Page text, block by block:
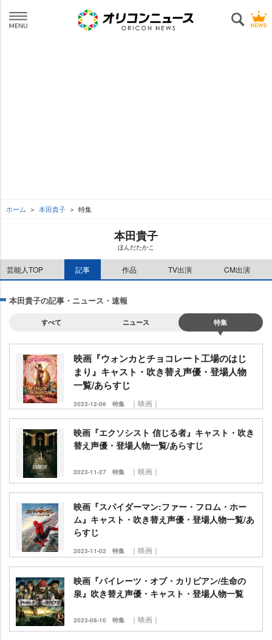
ホーム 本田貴子 特集
本田貴子
ほんだたかこ
芸能人TOP 記事 作品 TV出演 CM出演
本田貴子の記事・ニュース・速報
すべて ニュース 特集
映画『ウォンカとチョコレート工場のはじ
まり』キャスト・吹き替え声優・登場人物
一覧/あらすじ
2023-12-06 特集 ｜映画｜
映画『エクソシスト 信じる者』キャスト・吹き
替え声優・登場人物一覧/あらすじ
2023-11-27 特集 ｜映画｜
映画『スパイダーマン:ファー・フロム・ホー
ム』キャスト・吹き替え声優・登場人物一覧/あ
らすじ
2023-11-02 特集 ｜映画｜
映画『パイレーツ・オブ・カリビアン/生命の
泉』吹き替え声優・キャスト・登場人物一覧
2023-08-10 特集 ｜映画｜